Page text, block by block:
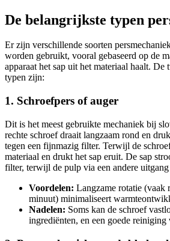
De belangrijkste typen
Er zijn verschillende soorten
worden gebruikt, vooral gebaseerd op de
apparaat het sap uit het materiaal haalt. De
typen zijn:
1. Schroefpers of auger
Dit is het meest gebruikte mechaniek bij
rechte schroef draait langzaam rond en
tegen een fijnmazig filter. Terwijl de
materiaal en drukt het sap eruit. De sap
filter, terwijl de pulp via een andere
Voordelen: Langzame rotatie (vaak
minuut) minimaliseert
Nadelen: Soms kan de schroef
ingrediënten, en een goede